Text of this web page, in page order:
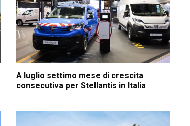
A luglio settimo mese di crescita
consecutiva per Stellantis in Italia